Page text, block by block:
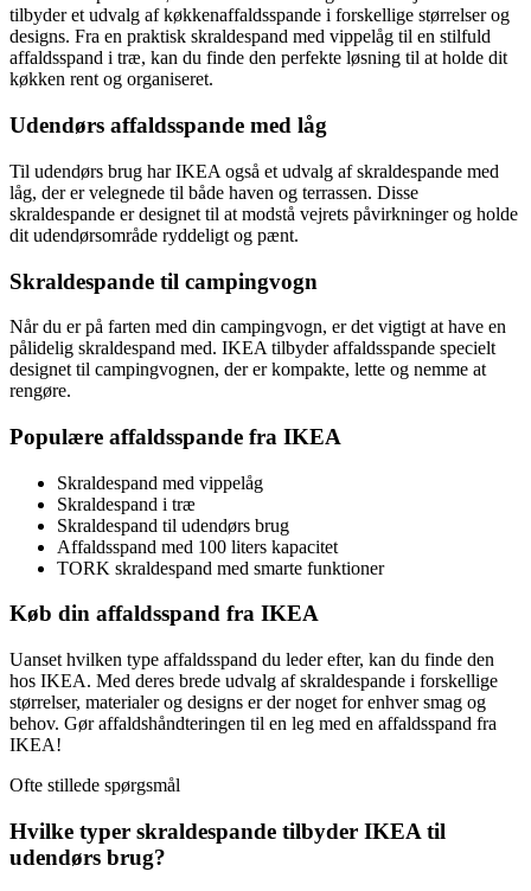
tilbyder et udvalg af køkkenaffaldsspande i forskellige størrelser og
designs. Fra en praktisk skraldespand med vippelåg til en stilfuld
affaldsspand i træ, kan du finde den perfekte løsning til at holde dit
køkken rent og organiseret.
Udendørs affaldsspande med låg
Til udendørs brug har IKEA også et udvalg af skraldespande med
låg, der er velegnede til både haven og terrassen. Disse
skraldespande er designet til at modstå vejrets påvirkninger og holde
dit udendørsområde ryddeligt og pænt.
Skraldespande til campingvogn
Når du er på farten med din campingvogn, er det vigtigt at have en
pålidelig skraldespand med. IKEA tilbyder affaldsspande specielt
designet til campingvognen, der er kompakte, lette og nemme at
rengøre.
Populære affaldsspande fra IKEA
Skraldespand med vippelåg
Skraldespand i træ
Skraldespand til udendørs brug
Affaldsspand med 100 liters kapacitet
TORK skraldespand med smarte funktioner
Køb din affaldsspand fra IKEA
Uanset hvilken type affaldsspand du leder efter, kan du finde den
hos IKEA. Med deres brede udvalg af skraldespande i forskellige
størrelser, materialer og designs er der noget for enhver smag og
behov. Gør affaldshåndteringen til en leg med en affaldsspand fra
IKEA!
Ofte stillede spørgsmål
Hvilke typer skraldespande tilbyder IKEA til
udendørs brug?